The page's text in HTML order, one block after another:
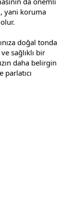
yani koruma
doğal tonda
sağlıklı bir
daha belirgin